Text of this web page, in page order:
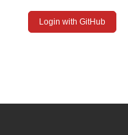
Login with GitHub